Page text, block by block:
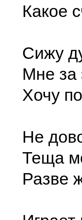
Какое
Сижу
Мне за
Хочу
Не
Теща
Разве